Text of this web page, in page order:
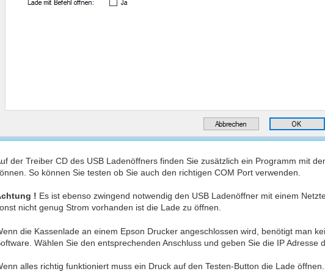
der Treiber CD des USB Ladenöffners finden Sie zusätzlich ein Programm mit
So können Sie testen ob Sie auch den richtigen COM Port verwenden.
! Es ist ebenso zwingend notwendig den USB Ladenöffner mit einem
nicht genug Strom vorhanden ist die Lade zu öffnen.
die Kassenlade an einem Epson Drucker angeschlossen wird, benötigt man
Wählen Sie den entsprechenden Anschluss und geben Sie die IP Adresse
alles richtig funktioniert muss ein Druck auf den Testen-Button die Lade öffnen.